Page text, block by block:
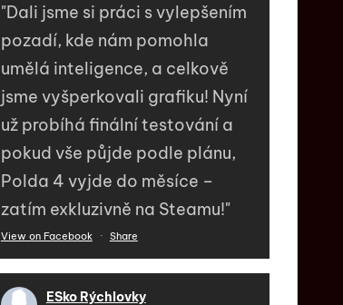
"Dali jsme si práci s vylepšením
pozadí, kde nám pomohla
umělá inteligence, a celkově
jsme vyšperkovali grafiku! Nyní
už probíhá finální testování a
pokud vše půjde podle plánu,
Polda 4 vyjde do měsíce –
zatím exkluzivně na Steamu!"
View on Facebook · Share
ESko Rýchlovky